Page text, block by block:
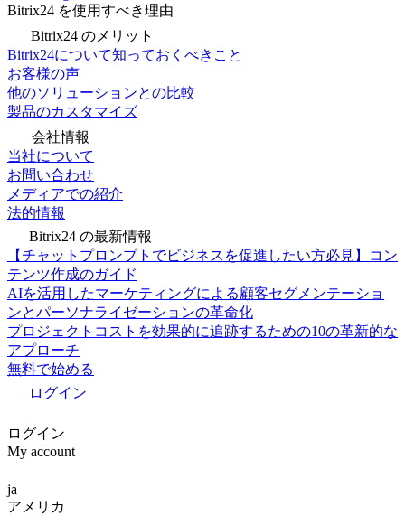
Bitrix24 を使用すべき理由
Bitrix24 のメリット
Bitrix24について知っておくべきこと
お客様の声
他のソリューションとの比較
製品のカスタマイズ
会社情報
当社について
お問い合わせ
メディアでの紹介
法的情報
Bitrix24 の最新情報
【チャットプロンプトでビジネスを促進したい方必見】コン
テンツ作成のガイド
AIを活用したマーケティングによる顧客セグメンテーショ
ンとパーソナライゼーションの革命化
プロジェクトコストを効果的に追跡するための10の革新的な
アプローチ
無料で始める
ログイン
ログイン
My account
ja
アメリカ